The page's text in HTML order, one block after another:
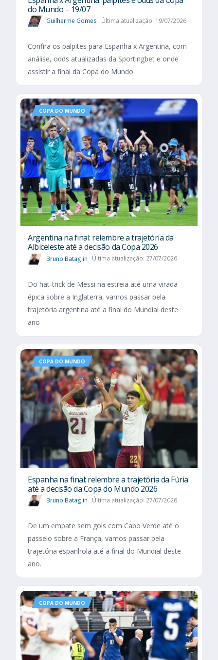
do Mundo – 19/07
Guilherme Gomes Última atualização: 19/07/2026
Confira os palpites para Espanha x Argentina, com
análise, odds atualizadas da Sportingbet e onde
assistir a final da Copa do Mundo.
COPA DO MUNDO
Argentina na final: relembre a trajetória da
Albiceleste até a decisão da Copa 2026
Bruno Bataglin Última atualização: 27/07/2026
Do hat-trick de Messi na estreia até uma virada
épica sobre a Inglaterra, vamos passar pela
trajetória argentina até a final do Mundial deste
ano
COPA DO MUNDO
Espanha na final: relembre a trajetória da Fúria
até a decisão da Copa do Mundo 2026
Bruno Bataglin Última atualização: 27/07/2026
De um empate sem gols com Cabo Verde até o
passeio sobre a França, vamos passar pela
trajetória espanhola até a final do Mundial deste
ano.
COPA DO MUNDO